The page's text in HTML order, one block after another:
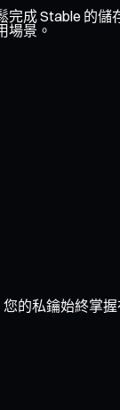
成 Stable 的
場景。
的私鑰始終掌握